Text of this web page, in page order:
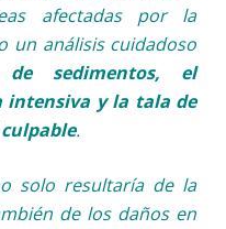
afectadas por la
un análisis cuidadoso
sedimentos, el
intensiva y la tala de
.
solo resultaría de la
de los daños en